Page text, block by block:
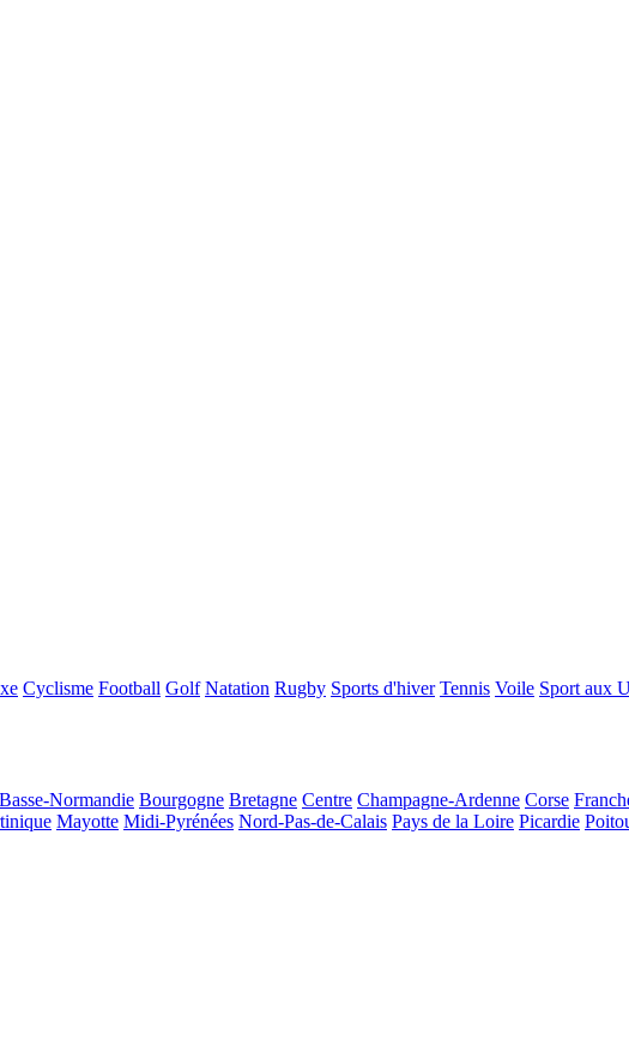
Cyclisme Football Golf Natation Rugby Sports d'hiver Tennis Voile Sport aux
Basse-Normandie Bourgogne Bretagne Centre Champagne-Ardenne Corse
Mayotte Midi-Pyrénées Nord-Pas-de-Calais Pays de la Loire Picardie